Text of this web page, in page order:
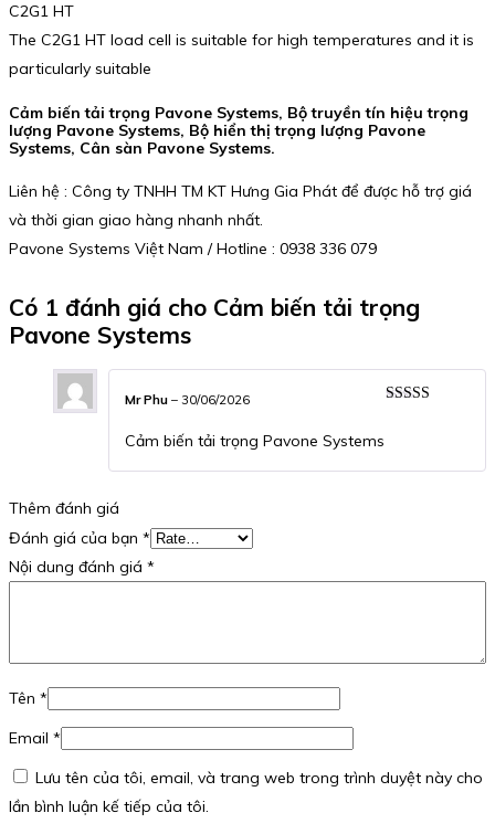
C2G1 HT
The C2G1 HT load cell is suitable for high temperatures and it is
particularly suitable
Cảm biến tải trọng Pavone Systems, Bộ truyền tín hiệu trọng
lượng Pavone Systems, Bộ hiển thị trọng lượng Pavone
Systems, Cân sàn Pavone Systems.
Liên hệ : Công ty TNHH TM KT Hưng Gia Phát để được hỗ trợ giá
và thời gian giao hàng nhanh nhất.
Pavone Systems Việt Nam / Hotline : 0938 336 079
Có 1 đánh giá cho Cảm biến tải trọng
Pavone Systems
Mr Phu – 30/06/2026
Cảm biến tải trọng Pavone Systems
Thêm đánh giá
Đánh giá của bạn *
Nội dung đánh giá *
Tên *
Email *
Lưu tên của tôi, email, và trang web trong trình duyệt này cho
lần bình luận kế tiếp của tôi.